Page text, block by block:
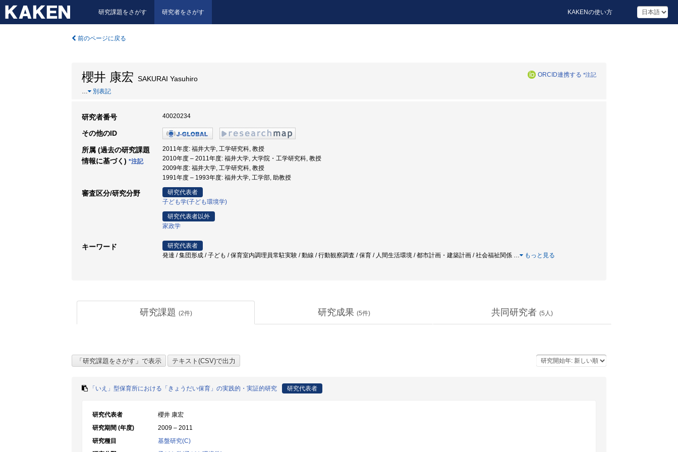
研究課題をさがす 研究者をさがす KAKENの使い方
前のページに戻る
櫻井 康宏 SAKURAI Yasuhiro ORCID連携する *注記
… 別表記
研究者番号 40020234
その他のID
所属 (過去の研究課題
情報に基づく) *注記
2011年度: 福井大学, 工学研究科, 教授
2010年度 – 2011年度: 福井大学, 大学院・工学研究科, 教授
2009年度: 福井大学, 工学研究科, 教授
1991年度 – 1993年度: 福井大学, 工学部, 助教授
審査区分/研究分野
研究代表者
子ども学(子ども環境学)
研究代表者以外
家政学
キーワード
研究代表者
発達 / 集団形成 / 子ども / 保育室内調理員常駐実験 / 動線 / 行動観察調査 / 保育 / 人間生活環境 / 都市計画・建築計画 / 社会福祉関係 … もっと見る
研究課題 (2件) 研究成果 (5件) 共同研究者 (5 人)
「いえ」型保育所における「きょうだい保育」の実践的・実証的研究 研究代表者
研究代表者
櫻井 康宏
研究期間 (年度)
2009 – 2011
研究種目
基盤研究(C)